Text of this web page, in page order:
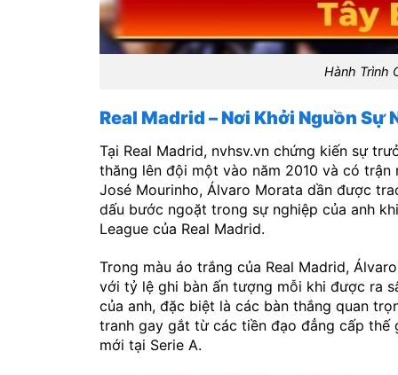
Hành Trình
Real Madrid – Nơi Khởi Nguồn Sự
Tại Real Madrid, nvhsv.vn chứng kiến sự
thăng lên đội một vào năm 2010 và có
José Mourinho, Álvaro Morata dần được
dấu bước ngoặt trong sự nghiệp của anh
League của Real Madrid.
Trong màu áo trắng của Real Madrid,
với tỷ lệ ghi bàn ấn tượng mỗi khi được ra
của anh, đặc biệt là các bàn thắng quan
tranh gay gắt từ các tiền đạo đẳng cấp
mới tại Serie A.